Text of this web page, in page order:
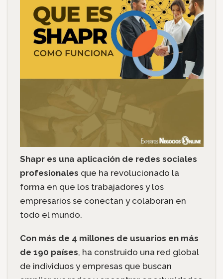
Shapr es una aplicación de redes sociales
profesionales que ha revolucionado la
forma en que los trabajadores y los
empresarios se conectan y colaboran en
todo el mundo.
Con más de 4 millones de usuarios en más
de 190 países, ha construido una red global
de individuos y empresas que buscan